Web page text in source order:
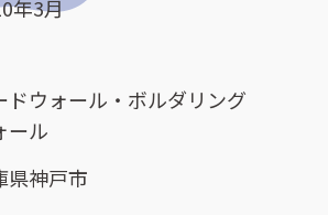
年3月
ドウォール・ボルダリング
ール
県神戸市